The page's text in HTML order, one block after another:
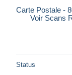
Carte Postale -
Voir Scans
Status